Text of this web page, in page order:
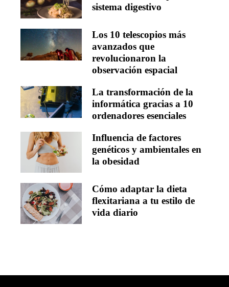
sistema digestivo
Los 10 telescopios más
avanzados que
revolucionaron la
observación espacial
La transformación de la
informática gracias a 10
ordenadores esenciales
Influencia de factores
genéticos y ambientales en
la obesidad
Cómo adaptar la dieta
flexitariana a tu estilo de
vida diario